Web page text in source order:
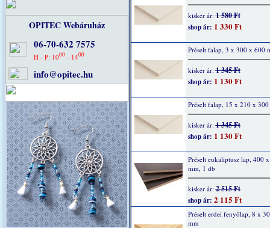
OPITEC Webáruház
06-70-632 7575
H - P: 1000 - 1400
info@opitec.hu
kisker ár:1 580 Ft
shop ár: 1 330 Ft
Préselt falap, 3 x 300 x 600
kisker ár:1 345 Ft
shop ár: 1 130 Ft
Préselt falap, 15 x 210 x
kisker ár:1 345 Ft
shop ár: 1 130 Ft
Préselt eukaliptusz lap, 400
mm, 1 db
kisker ár:2 515 Ft
shop ár: 2 115 Ft
Préselt erdei fenyőlap, 8 x
mm